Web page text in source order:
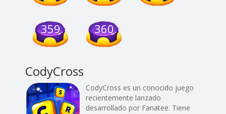
359 360
CodyCross
CodyCross es un conocido juego
recientemente lanzado
desarrollado por Fanatee. Tiene